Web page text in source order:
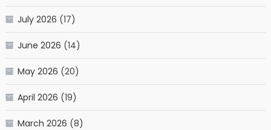
July 2026 (17)
June 2026 (14)
May 2026 (20)
April 2026 (19)
March 2026 (8)